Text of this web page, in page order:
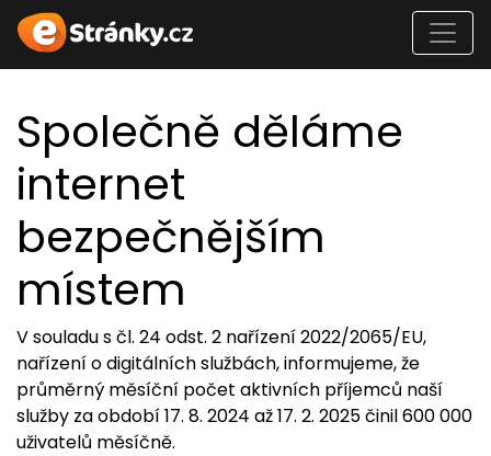
Společně děláme
internet
bezpečnějším
místem
V souladu s čl. 24 odst. 2 nařízení 2022/2065/EU,
nařízení o digitálních službách, informujeme, že
průměrný měsíční počet aktivních příjemců naší
služby za období 17. 8. 2024 až 17. 2. 2025 činil 600 000
uživatelů měsíčně.